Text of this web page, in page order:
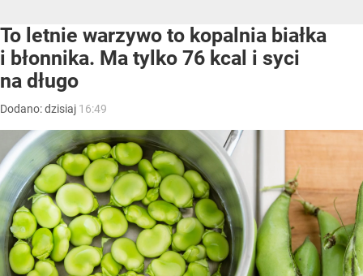
To letnie warzywo to kopalnia białka
i błonnika. Ma tylko 76 kcal i syci
na długo
Dodano:dzisiaj 16:49